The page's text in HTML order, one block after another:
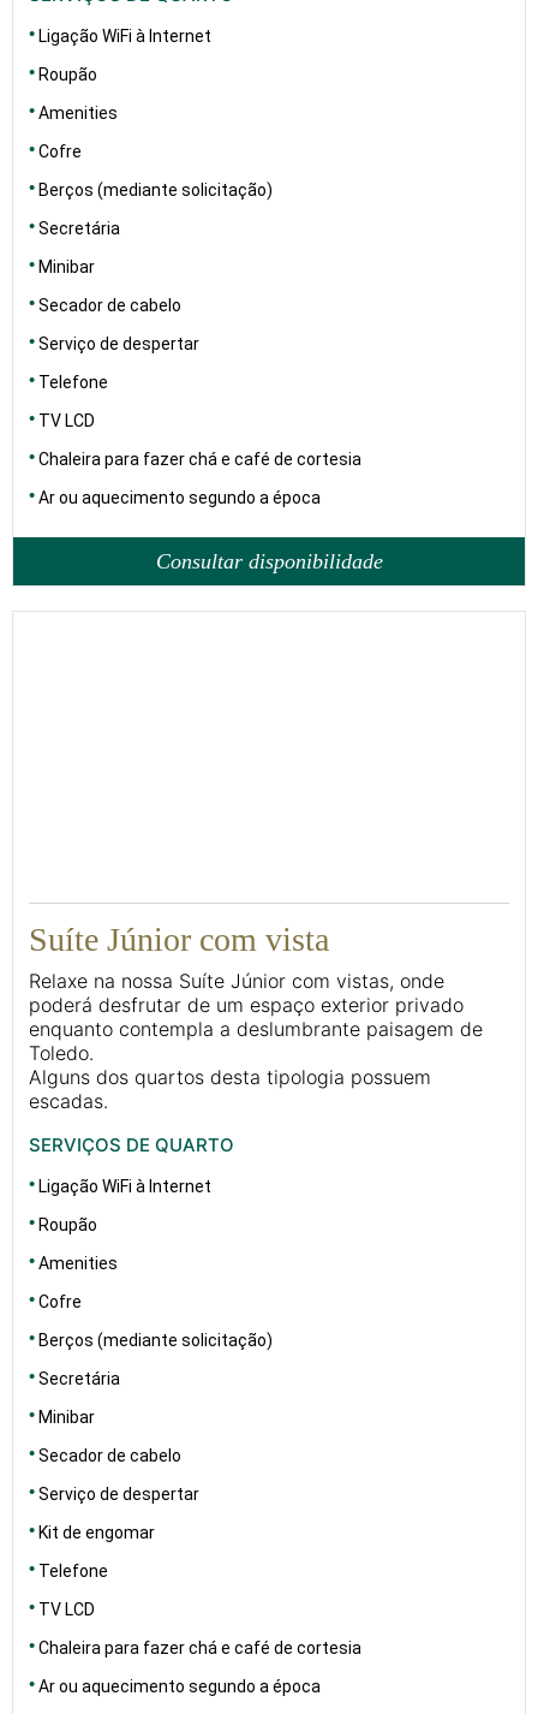
Ligação WiFi à Internet
Roupão
Amenities
Cofre
Berços (mediante solicitação)
Secretária
Minibar
Secador de cabelo
Serviço de despertar
Telefone
TV LCD
Chaleira para fazer chá e café de cortesia
Ar ou aquecimento segundo a época
Consultar disponibilidade
Suíte Júnior com vista
Relaxe na nossa Suíte Júnior com vistas, onde
poderá desfrutar de um espaço exterior privado
enquanto contempla a deslumbrante paisagem de
Toledo.
Alguns dos quartos desta tipologia possuem
escadas.
SERVIÇOS DE QUARTO
Ligação WiFi à Internet
Roupão
Amenities
Cofre
Berços (mediante solicitação)
Secretária
Minibar
Secador de cabelo
Serviço de despertar
Kit de engomar
Telefone
TV LCD
Chaleira para fazer chá e café de cortesia
Ar ou aquecimento segundo a época